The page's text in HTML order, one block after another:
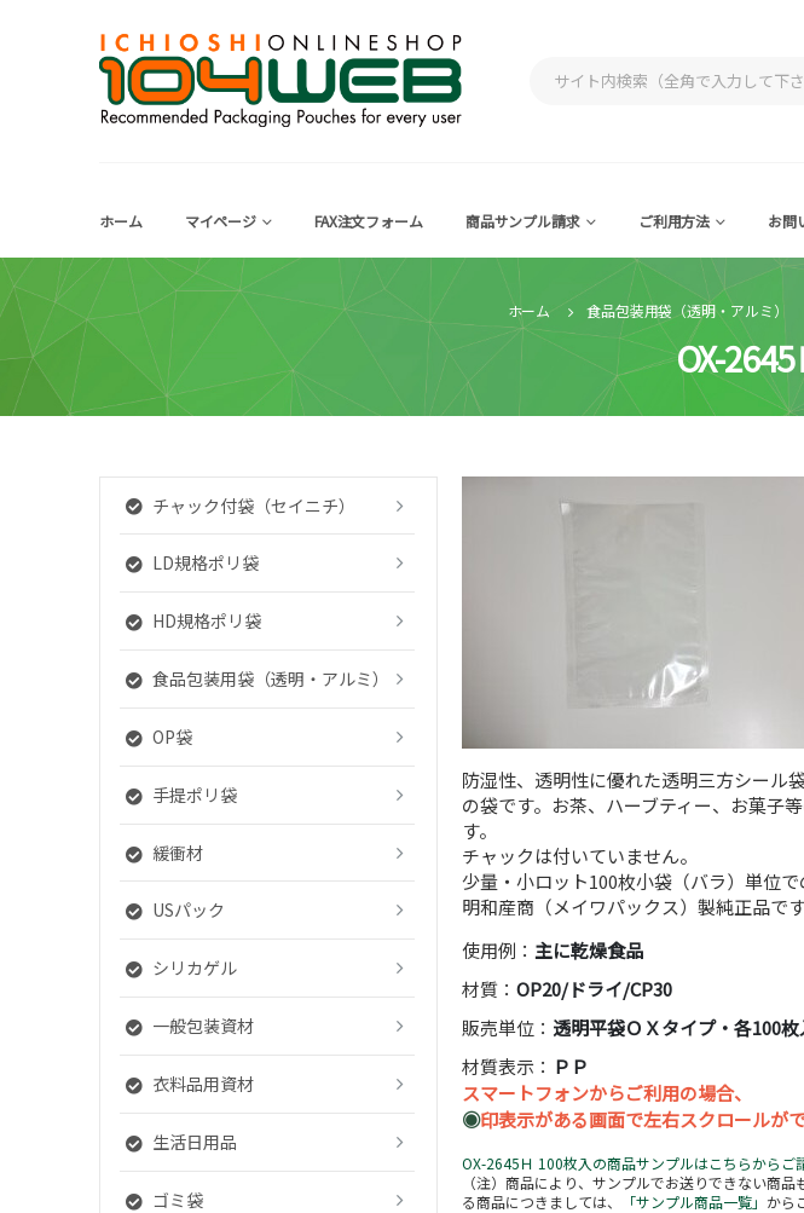
ホーム マイページ FAX注文フォーム 商品サンプル請求 ご利用方法 お問
ホーム 食品包装用袋（透明・アルミ）
OX-
防湿性、透明性に優れた透明三方シール
の袋です。お茶、ハーブティー、お菓子
す。
チャックは付いていません。
少量・小ロット100枚小袋（バラ）単位で
明和産商（メイワパックス）製純正品です
使用例： 主に乾燥食品
材質：OP20/ドライ/CP30
販売単位： 透明平袋ＯＸタイプ・各100枚
材質表示： ＰＰ
スマートフォンからご利用の場合、
◉印表示がある画面で左右スクロールがで
OX-2645Ｈ 100枚入の商品サンプルはこちらからご
（注）商品により、サンプルでお送りできない商
る商品につきましては、
「サンプル商品一覧」 から
チャック付袋（セイニチ）
LD規格ポリ袋
HD規格ポリ袋
食品包装用袋（透明・アルミ）
OP袋
手提ポリ袋
緩衝材
USパック
シリカゲル
一般包装資材
衣料品用資材
生活日用品
ゴミ袋